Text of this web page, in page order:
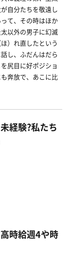
自分たちを敬遠し
て、その時はほか
以外の男子に幻滅
）れ直したという
し、ふだんはだら
尻目に好ポジショ
奔放で、あこに比
経験?私たち
時給週4や時